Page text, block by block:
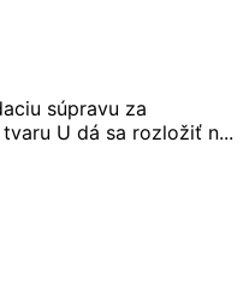
súpravu za
U dá sa rozložiť n...